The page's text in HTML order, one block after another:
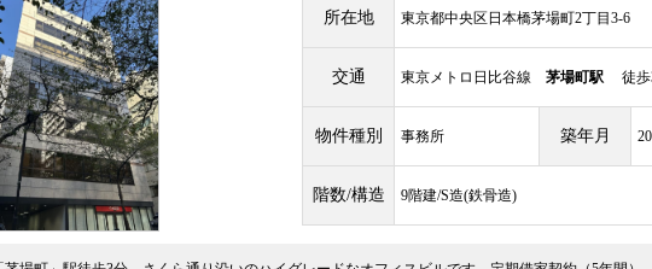
所在地 東京都中央区日本橋茅場町2丁目3-6
交通 東京メトロ日比谷線 茅場町駅 徒歩
物件種別 事務所 築年月
階数/構造 9階建/S造(鉄骨造)